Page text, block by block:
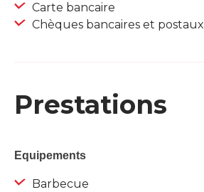
Carte bancaire
Chèques bancaires et postaux
Prestations
Equipements
Barbecue